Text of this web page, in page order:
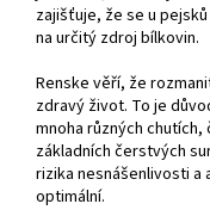
zajišťuje, že se u
na určitý zdroj bílkovin.
Renske věří, že
zdravý život. To je
mnoha různých
základních čerstvých
rizika nesnášenlivosti a
optimální.